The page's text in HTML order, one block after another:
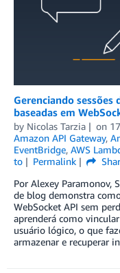
Gerenciando sessões
baseadas em
by Nicolas Tarzia on
Amazon API Gateway,
EventBridge, AWS
to
Permalink
Por Alexey Paramonov,
de blog demonstra
WebSocket API sem
aprenderá como
usuário lógico, o que
armazenar e recuperar